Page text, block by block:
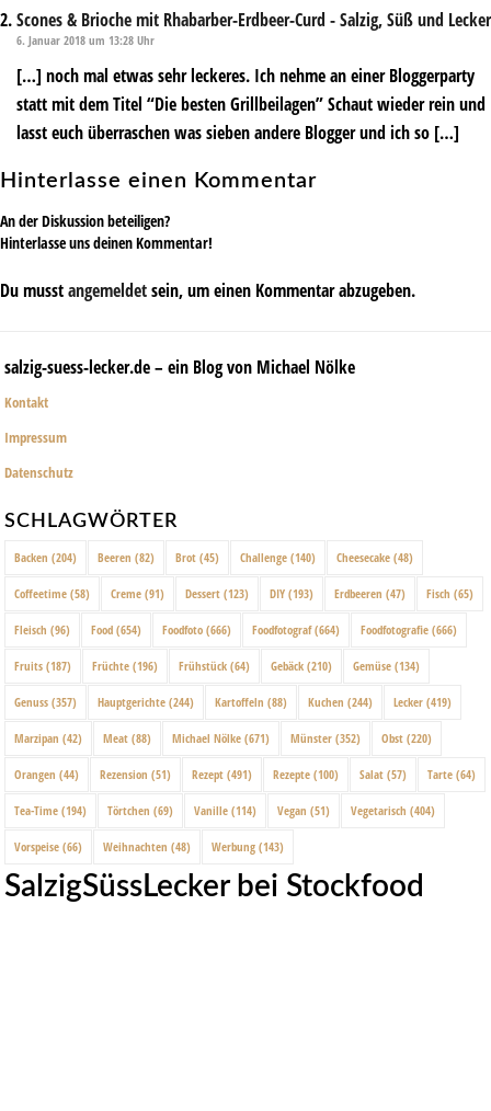
Scones & Brioche mit Rhabarber-Erdbeer-Curd - Salzig, Süß und Lecker
6. Januar 2018 um 13:28 Uhr
[…] noch mal etwas sehr leckeres. Ich nehme an einer Bloggerparty
statt mit dem Titel “Die besten Grillbeilagen” Schaut wieder rein und
lasst euch überraschen was sieben andere Blogger und ich so […]
Hinterlasse einen Kommentar
An der Diskussion beteiligen?
Hinterlasse uns deinen Kommentar!
Du musstangemeldetsein, um einen Kommentar abzugeben.
salzig-suess-lecker.de – ein Blog von Michael Nölke
Kontakt
Impressum
Datenschutz
SCHLAGWÖRTER
Backen (204) Beeren (82) Brot (45) Challenge (140) Cheesecake (48)
Coffeetime (58) Creme (91) Dessert (123) DIY (193) Erdbeeren (47) Fisch (65)
Fleisch (96) Food (654) Foodfoto (666) Foodfotograf(664) Foodfotografie (666)
Fruits (187) Früchte (196) Frühstück (64) Gebäck (210) Gemüse (134)
Genuss (357) Hauptgerichte (244) Kartoffeln (88) Kuchen (244) Lecker (419)
Marzipan (42) Meat (88) Michael Nölke (671) Münster (352) Obst (220)
Orangen (44) Rezension (51) Rezept (491) Rezepte (100) Salat (57) Tarte (64)
Tea-Time (194) Törtchen (69) Vanille (114) Vegan (51) Vegetarisch (404)
Vorspeise (66) Weihnachten (48) Werbung (143)
SalzigSüssLecker bei Stockfood